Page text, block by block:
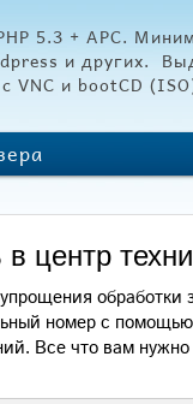
5.3 + APC.
и других.
VNC и bootCD
центр
номер с
Все что вам